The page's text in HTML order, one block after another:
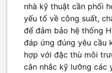
nhà kỹ thuật cần phối
yếu tố về công suất,
để đảm bảo hệ thống
đáp ứng đúng yêu cầu
hợp với đặc thù môi
cân nhắc kỹ lưỡng các